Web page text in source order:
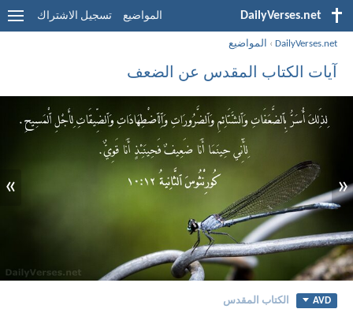
DailyVerses.net المواضيع تسجيل الاشتراك
DailyVerses.net
› المواضيع
آيات الكتاب المقدس عن الضعف
«
»
AVD الكتاب المقدس